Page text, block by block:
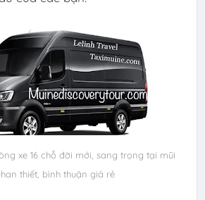
xe 16 chỗ đời mới, sang trọng tại mũi
thiết, bình thuận giá rẻ